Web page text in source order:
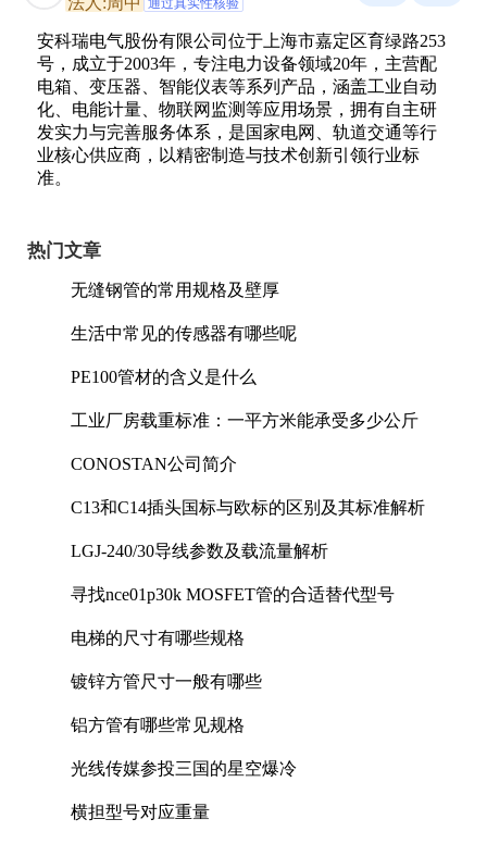
安科瑞电气股份有限公司位于上海市嘉定区育绿路253
号，成立于2003年，专注电力设备领域20年，主营配
电箱、变压器、智能仪表等系列产品，涵盖工业自动
化、电能计量、物联网监测等应用场景，拥有自主研
发实力与完善服务体系，是国家电网、轨道交通等行
业核心供应商，以精密制造与技术创新引领行业标
准。
热门文章
无缝钢管的常用规格及壁厚
生活中常见的传感器有哪些呢
PE100管材的含义是什么
工业厂房载重标准：一平方米能承受多少公斤
CONOSTAN公司简介
C13和C14插头国标与欧标的区别及其标准解析
LGJ-240/30导线参数及载流量解析
寻找nce01p30k MOSFET管的合适替代型号
电梯的尺寸有哪些规格
镀锌方管尺寸一般有哪些
铝方管有哪些常见规格
光线传媒参投三国的星空爆冷
横担型号对应重量